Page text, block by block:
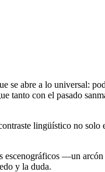
se abre a lo universal:
tanto con el pasado
lingüístico no solo
escenográficos —un
y la duda.